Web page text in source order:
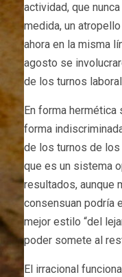
actividad, que
medida, un
ahora en la misma
agosto se
de los turnos
En forma hermética
forma
de los turnos de
que es un sistema
resultados, aunque
consensuan podría
mejor estilo “del
poder somete al
El irracional